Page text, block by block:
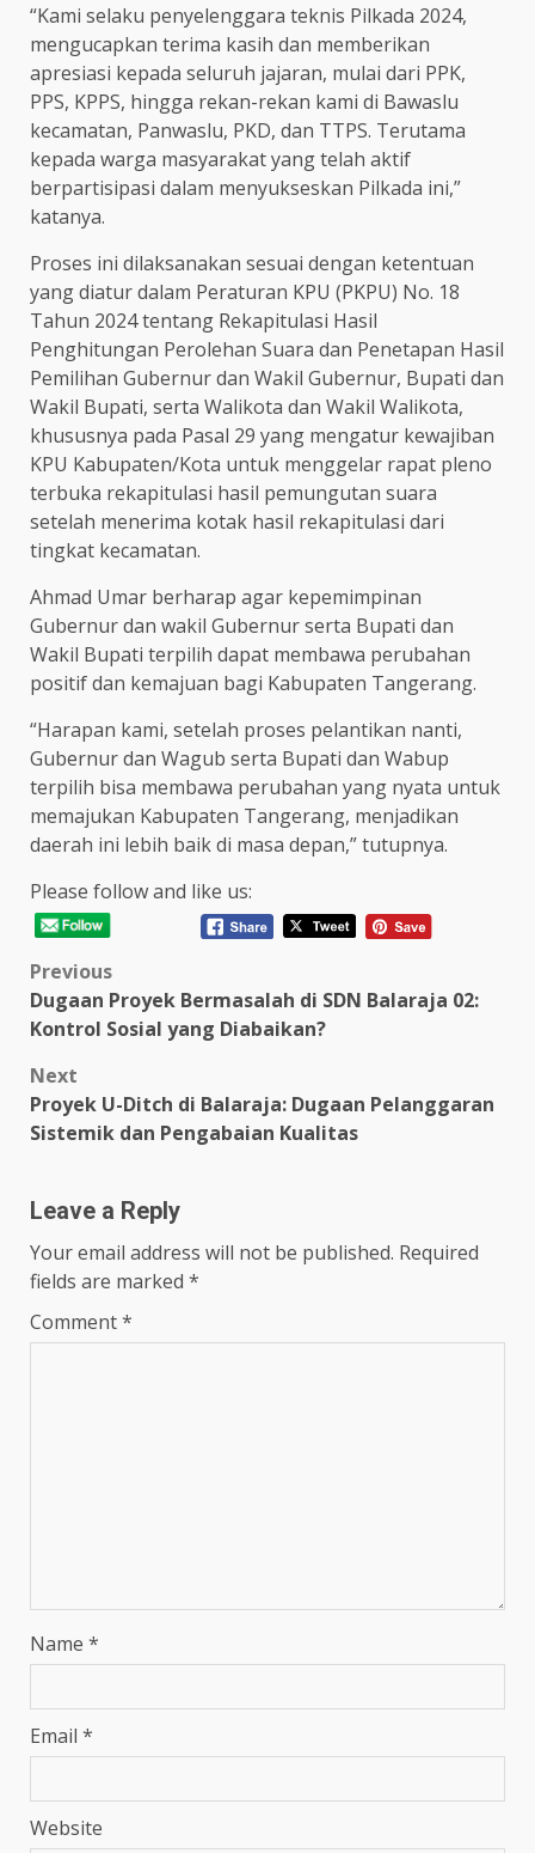
“Kami selaku penyelenggara teknis Pilkada 2024,
mengucapkan terima kasih dan memberikan
apresiasi kepada seluruh jajaran, mulai dari PPK,
PPS, KPPS, hingga rekan-rekan kami di Bawaslu
kecamatan, Panwaslu, PKD, dan TTPS. Terutama
kepada warga masyarakat yang telah aktif
berpartisipasi dalam menyukseskan Pilkada ini,”
katanya.
Proses ini dilaksanakan sesuai dengan ketentuan
yang diatur dalam Peraturan KPU (PKPU) No. 18
Tahun 2024 tentang Rekapitulasi Hasil
Penghitungan Perolehan Suara dan Penetapan Hasil
Pemilihan Gubernur dan Wakil Gubernur, Bupati dan
Wakil Bupati, serta Walikota dan Wakil Walikota,
khususnya pada Pasal 29 yang mengatur kewajiban
KPU Kabupaten/Kota untuk menggelar rapat pleno
terbuka rekapitulasi hasil pemungutan suara
setelah menerima kotak hasil rekapitulasi dari
tingkat kecamatan.
Ahmad Umar berharap agar kepemimpinan
Gubernur dan wakil Gubernur serta Bupati dan
Wakil Bupati terpilih dapat membawa perubahan
positif dan kemajuan bagi Kabupaten Tangerang.
“Harapan kami, setelah proses pelantikan nanti,
Gubernur dan Wagub serta Bupati dan Wabup
terpilih bisa membawa perubahan yang nyata untuk
memajukan Kabupaten Tangerang, menjadikan
daerah ini lebih baik di masa depan,” tutupnya.
Please follow and like us:
Post
navigation
Previous
Dugaan Proyek Bermasalah di SDN Balaraja 02:
Kontrol Sosial yang Diabaikan?
Next
Proyek U-Ditch di Balaraja: Dugaan Pelanggaran
Sistemik dan Pengabaian Kualitas
Leave a Reply
Your email address will not be published. Required
fields are marked *
Comment*
Name *
Email *
Website